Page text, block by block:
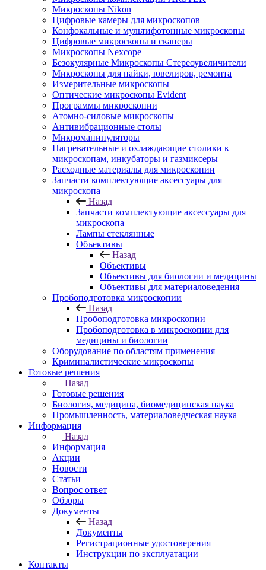
Микроскопы Nikon
Цифровые камеры для микроскопов
Конфокальные и мультифотонные микроскопы
Цифровые микроскопы и сканеры
Микроскопы Nexcope
Безокулярные Микроскопы Стереоувеличители
Микроскопы для пайки, ювелиров, ремонта
Измерительные микроскопы
Оптические микроскопы Evident
Программы микроскопии
Атомно-силовые микроскопы
Антивибрационные столы
Микроманипуляторы
Нагревательные и охлаждающие столики к
микроскопам, инкубаторы и газмиксеры
Расходные материалы для микроскопии
Запчасти комплектующие аксессуары для
микроскопа
Назад
Запчасти комплектующие аксессуары для
микроскопа
Лампы стеклянные
Объективы
Назад
Объективы
Объективы для биологии и медицины
Объективы для материаловедения
Пробоподготовка микроскопии
Назад
Пробоподготовка микроскопии
Пробоподготовка в микроскопии для
медицины и биологии
Оборудование по областям применения
Криминалистические микроскопы
Готовые решения
Назад
Готовые решения
Биология, медицина, биомедицинская наука
Промышленность, материаловедческая наука
Информация
Назад
Информация
Акции
Новости
Статьи
Вопрос ответ
Обзоры
Документы
Назад
Документы
Регистрационные удостоверения
Инструкции по эксплуатации
Контакты